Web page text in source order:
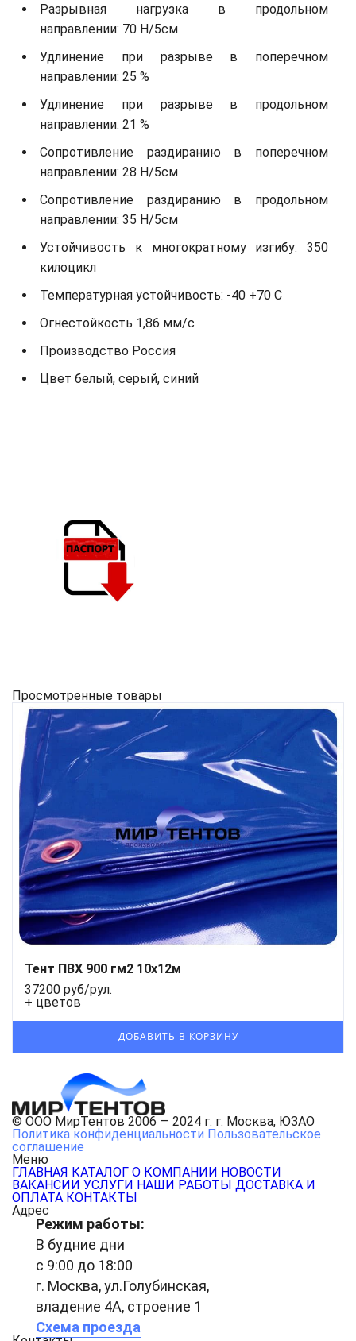
Разрывная нагрузка в продольном
направлении: 70 Н/5см
Удлинение при разрыве в поперечном
направлении: 25 %
Удлинение при разрыве в продольном
направлении: 21 %
Сопротивление раздиранию в поперечном
направлении: 28 Н/5см
Сопротивление раздиранию в продольном
направлении: 35 Н/5см
Устойчивость к многократному изгибу: 350
килоцикл
Температурная устойчивость: -40 +70 С
Огнестойкость 1,86 мм/с
Производство Россия
Цвет белый, серый, синий
Просмотренные товары
Тент ПВХ 900 гм2 10х12м
37200 руб/рул.
+ цветов
© ООО МирТентов 2006 — 2024 г. г. Москва, ЮЗАО
Политика конфиденциальности Пользовательское
соглашение
Меню
ГЛАВНАЯ КАТАЛОГ О КОМПАНИИ НОВОСТИ
ВАКАНСИИ УСЛУГИ НАШИ РАБОТЫ ДОСТАВКА И
ОПЛАТА КОНТАКТЫ
Адрес
Режим работы:
В будние дни
с 9:00 до 18:00
г. Москва, ул.Голубинская,
владение 4А, строение 1
Схема проезда